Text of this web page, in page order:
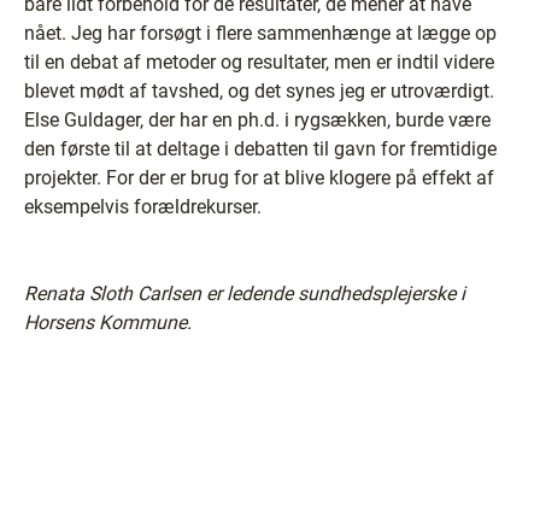
nået. Jeg har forsøgt i flere sammenhænge at lægge op
til en debat af metoder og resultater, men er indtil videre
blevet mødt af tavshed, og det synes jeg er utroværdigt.
Else Guldager, der har en ph.d. i rygsækken, burde være
den første til at deltage i debatten til gavn for fremtidige
projekter. For der er brug for at blive klogere på effekt af
eksempelvis forældrekurser.
Renata Sloth Carlsen er ledende sundhedsplejerske i
Horsens Kommune.